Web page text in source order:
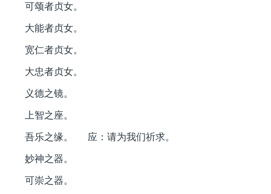
可颂者贞女。
大能者贞女。
宽仁者贞女。
大忠者贞女。
义德之镜。
上智之座。
吾乐之缘。 应：请为我们祈求。
妙神之器。
可崇之器。